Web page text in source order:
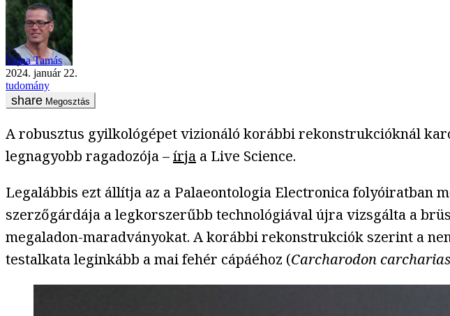
Vajna Tamás
2024. január 22.
tudomány
Megosztás
A robusztus gyilkológépet vizionáló korábbi rekonstrukcióknál
legnagyobb ragadozója –írja a Live Science.
Legalábbis ezt állítja az a Palaeontologia Electronica folyóiratban
szerzőgárdája a legkorszerűbb technológiával újra vizsgálta a
megaladon-maradványokat. A korábbi rekonstrukciók szerint a
testalkata leginkább a mai fehér cápáéhoz (Carcharodon carcharias